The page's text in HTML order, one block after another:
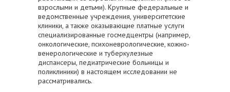
взрослыми и детьми). Крупные федеральные и
ведомственные учреждения, университетские
клиники, а также оказывающие платные услуги
специализированные госмедцентры (например,
онкологические, психоневрологические, кожно-
венерологические и туберкулезные
диспансеры, педиатрические больницы и
поликлиники) в настоящем исследовании не
рассматривались.